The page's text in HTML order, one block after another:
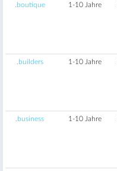
.boutique 1-10 Jahre
.builders 1-10 Jahre
.business 1-10 Jahre